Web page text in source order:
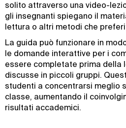
solito attraverso una video-
gli insegnanti spiegano il
lettura o altri metodi che
La guida può funzionare in
le domande interattive per i
essere completate prima della
discusse in piccoli gruppi.
studenti a concentrarsi meglio
classe, aumentando il
risultati accademici.